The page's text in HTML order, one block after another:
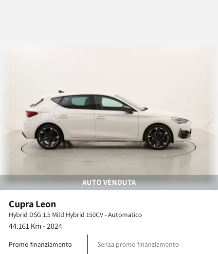
AUTO VENDUTA
CupraLeon
Hybrid DSG 1.5 Mild Hybrid 150CV-Automatico
44.161Km -2024
Promo finanziamento Senza promo finanziamento